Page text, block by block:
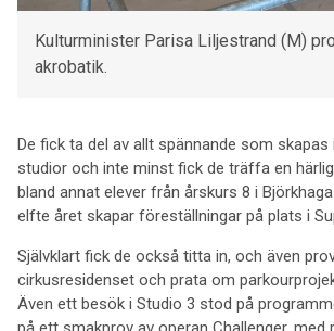
Kulturminister Parisa Liljestrand (M)
akrobatik.
De fick ta del av allt spännande som
studior och inte minst fick de träffa en
bland annat elever från årskurs 8 i
elfte året skapar föreställningar på plats i
Självklart fick de också titta in, och även
cirkusresidenset och prata om
Även ett besök i Studio 3 stod på